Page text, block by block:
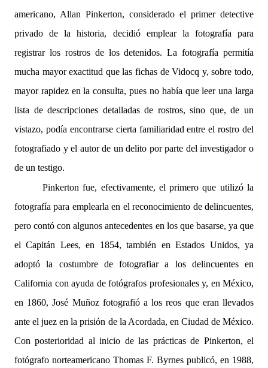
americano, Allan Pinkerton, considerado el primer detective
privado de la historia, decidió emplear la fotografía para
registrar los rostros de los detenidos. La fotografía permitía
mucha mayor exactitud que las fichas de Vidocq y, sobre todo,
mayor rapidez en la consulta, pues no había que leer una larga
lista de descripciones detalladas de rostros, sino que, de un
vistazo, podía encontrarse cierta familiaridad entre el rostro del
fotografiado y el autor de un delito por parte del investigador o
de un testigo.
Pinkerton fue, efectivamente, el primero que utilizó la
fotografía para emplearla en el reconocimiento de delincuentes,
pero contó con algunos antecedentes en los que basarse, ya que
el Capitán Lees, en 1854, también en Estados Unidos, ya
adoptó la costumbre de fotografiar a los delincuentes en
California con ayuda de fotógrafos profesionales y, en México,
en 1860, José Muñoz fotografió a los reos que eran llevados
ante el juez en la prisión de la Acordada, en Ciudad de México.
Con posterioridad al inicio de las prácticas de Pinkerton, el
fotógrafo norteamericano Thomas F. Byrnes publicó, en 1988,